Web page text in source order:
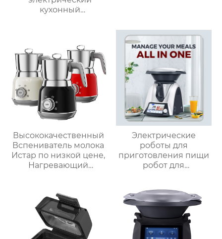
кухонный
кухонный комбайн,
блендер, тепловизор
Высококачественный
Вспениватель молока
Истар по низкой цене,
Нагревающий
Вспениватель молока
Электрические
роботы для
приготовления пищи
робот для
высокоскоростной
супница кухонный
комбайн кухонная
техника Термомиксер